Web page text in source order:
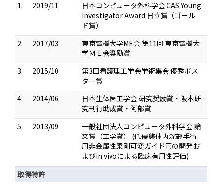
1.
2019/11
日本コンピュータ外科学会 CAS Young
Investigator Award 日立賞（ゴール
ド賞）
2.
2017/03
東京電機大学ME会 第11回 東京電機大
学ＭＥ会奨励賞
3.
2015/10
第3回看護理工学会学術集会 優秀ポス
ター賞
4.
2014/06
日本生体医工学会 研究奨励賞・阪本研
究刊行助成賞・阿部賞
5.
2013/09
一般社団法人コンピュータ外科学会 論
文賞（工学賞） (低侵襲体内深部手術
用非金属性柔剛可変ガイド管の開発お
よびin vivoによる臨床有用性評価)
取得特許